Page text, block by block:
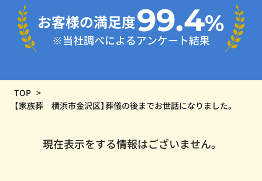
お客様の満足度99.4%
※当社調べによるアンケート結果
TOP
【家族葬 横浜市金沢区】葬儀の後までお世話になりました。
現在表示をする情報はございません。